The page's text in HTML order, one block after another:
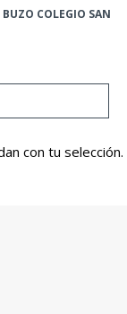
COLEGIO SAN
con tu selección.